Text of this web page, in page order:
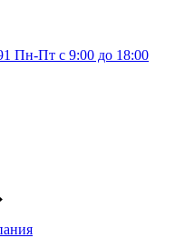
Пн-Пт c 9:00 до 18:00